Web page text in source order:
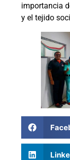
importancia
y el tejido